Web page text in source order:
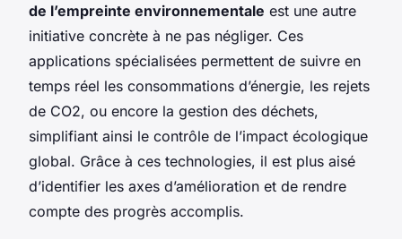
de l’empreinte environnementale est une autre
initiative concrète à ne pas négliger. Ces
applications spécialisées permettent de suivre en
temps réel les consommations d’énergie, les rejets
de CO2, ou encore la gestion des déchets,
simplifiant ainsi le contrôle de l’impact écologique
global. Grâce à ces technologies, il est plus aisé
d’identifier les axes d’amélioration et de rendre
compte des progrès accomplis.